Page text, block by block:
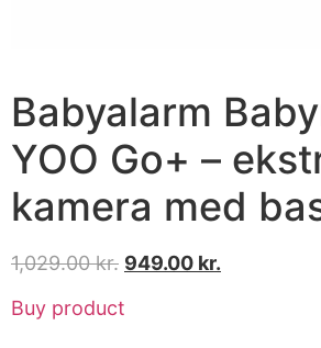
Babyalarm
YOO Go+ –
kamera med
1,029.00kr. 949.00 kr.
Buy product